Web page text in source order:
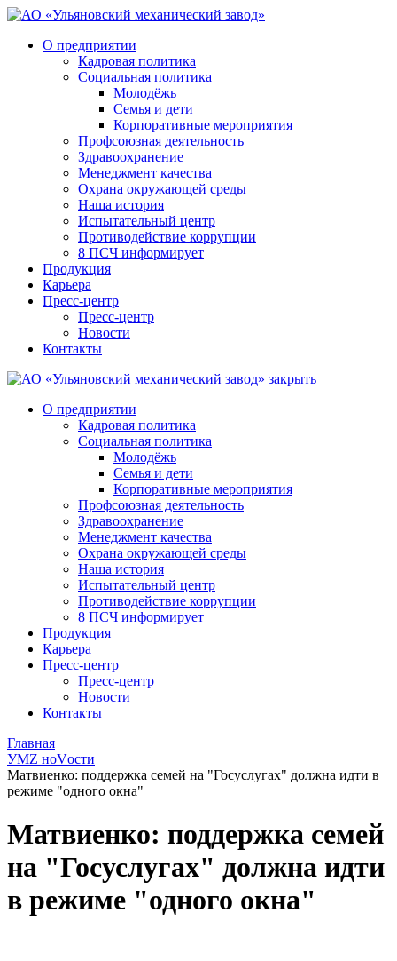
О предприятии
Кадровая политика
Социальная политика
Молодёжь
Семья и дети
Корпоративные мероприятия
Профсоюзная деятельность
Здравоохранение
Менеджмент качества
Охрана окружающей среды
Наша история
Испытательный центр
Противодействие коррупции
8 ПСЧ информирует
Продукция
Карьера
Пресс-центр
Пресс-центр
Новости
Контакты
закрыть
О предприятии
Кадровая политика
Социальная политика
Молодёжь
Семья и дети
Корпоративные мероприятия
Профсоюзная деятельность
Здравоохранение
Менеджмент качества
Охрана окружающей среды
Наша история
Испытательный центр
Противодействие коррупции
8 ПСЧ информирует
Продукция
Карьера
Пресс-центр
Пресс-центр
Новости
Контакты
Главная
УМZ ноVости
Матвиенко: поддержка семей на "Госуслугах" должна идти в
режиме "одного окна"
Матвиенко: поддержка семей
на "Госуслугах" должна идти
в режиме "одного окна"